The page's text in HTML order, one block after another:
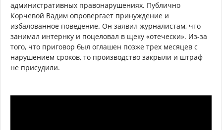
административных правонарушениях. Публично
Корчевой Вадим опровергает принуждение и
избалованное поведение. Он заявил журналистам, что
занимал интернку и поцеловал в щеку «отечески». Из-за
того, что приговор был оглашен позже трех месяцев с
нарушением сроков, то производство закрыли и штраф
не присудили.